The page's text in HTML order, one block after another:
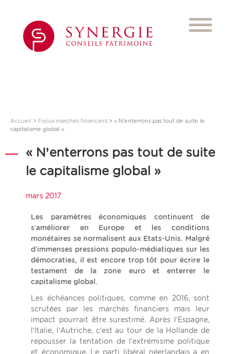
Accueil > Focus marchés financiers > « N’enterrons pas tout de suite le
capitalisme global »
« N’enterrons pas tout de suite
le capitalisme global »
mars 2017
Les paramètres économiques continuent de
s’améliorer en Europe et les conditions
monétaires se normalisent aux Etats-Unis. Malgré
d’immenses pressions populo-médiatiques sur les
démocraties, il est encore trop tôt pour écrire le
testament de la zone euro et enterrer le
capitalisme global.
Les échéances politiques, comme en 2016, sont
scrutées par les marchés financiers mais leur
impact pourrait être surestimé. Après l’Espagne,
l’Italie, l’Autriche, c’est au tour de la Hollande de
repousser la tentation de l’extrémisme politique
et économique. Le parti libéral néerlandais a en